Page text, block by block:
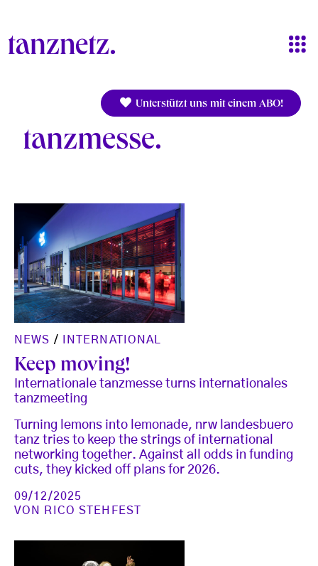
Unterstützt uns mit einem ABO!
tanzmesse
NEWS / INTERNATIONAL
Keep moving!
Internationale tanzmesse turns internationales
tanzmeeting
Turning lemons into lemonade, nrw landesbuero
tanz tries to keep the strings of international
networking together. Against all odds in funding
cuts, they kicked off plans for 2026.
09/12/2025
VON
RICO STEHFEST